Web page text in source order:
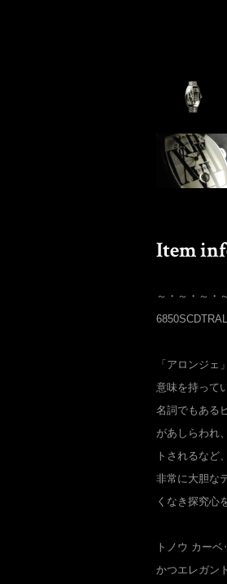
～・～・～・
「アロンジ
意味を持って
名詞でもある
があしらわれ
トされるなど
非常に大胆な
くなき探究心
トノウ カー
かつエレガン